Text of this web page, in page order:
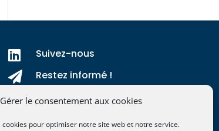
Gérer le consentement aux cookies
cookies pour optimiser notre site web et notre service.
 Suivez-nous
 Restez informé !
 Nos valeurs